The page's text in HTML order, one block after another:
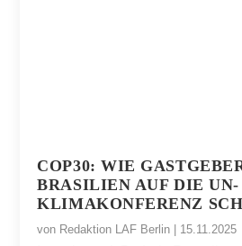
COP30: WIE
BRASILIEN AUF DIE UN-
KLIMAKONFERENZ
von Redaktion LAF Berlin | 15.11.2025